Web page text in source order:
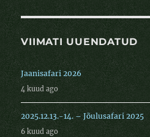
VIIMATI UUENDATUD
Jaanisafari 2026
4 kuud ago
2025.12.13.-14. – Jõulusafari 2025
6 kuud ago